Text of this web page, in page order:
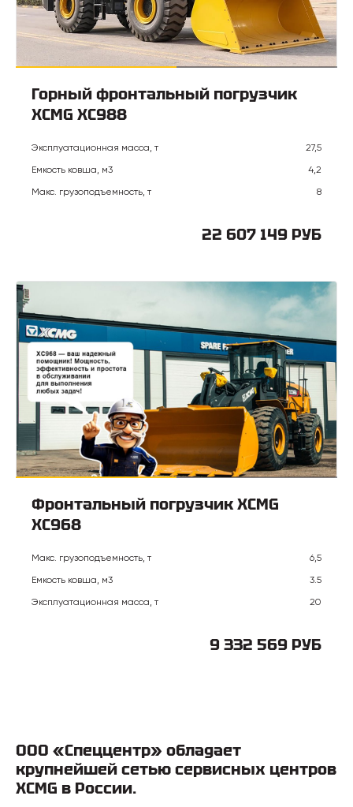
Горный фронтальный погрузчик
XCMG XC988
Эксплуатационная масса, т
27,5
Емкость ковша, м3
4,2
Макс. грузоподъемность, т
8
22 607 149 РУБ
Фронтальный погрузчик XCMG
XC968
Макс. грузоподъемность, т
6,5
Емкость ковша, м3
3.5
Эксплуатационная масса, т
20
9 332 569 РУБ
ООО «Спеццентр» обладает
крупнейшей сетью сервисных центров
XCMG в России.